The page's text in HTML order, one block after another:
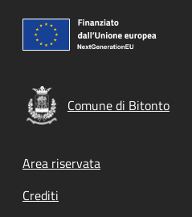
Comune di Bitonto
Footer menu
Area riservata
Crediti